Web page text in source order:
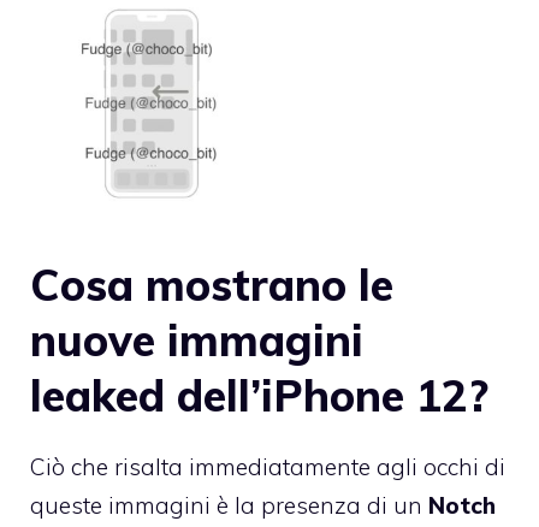
Cosa mostrano le
nuove immagini
leaked dell’iPhone 12?
Ciò che risalta immediatamente agli occhi di
queste immagini è la presenza di un Notch